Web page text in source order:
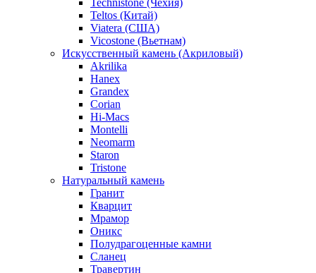
Technistone (Чехия)
Teltos (Китай)
Viatera (США)
Vicostone (Вьетнам)
Искусственный камень (Акриловый)
Akrilika
Hanex
Grandex
Corian
Hi-Macs
Montelli
Neomarm
Staron
Tristone
Натуральный камень
Гранит
Кварцит
Мрамор
Оникс
Полудрагоценные камни
Сланец
Травертин